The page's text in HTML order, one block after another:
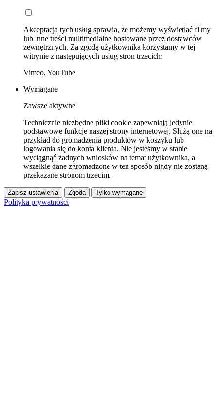
Akceptacja tych usług sprawia, że możemy wyświetlać filmy
lub inne treści multimedialne hostowane przez dostawców
zewnętrznych. Za zgodą użytkownika korzystamy w tej
witrynie z następujących usług stron trzecich:
Vimeo, YouTube
Wymagane
Zawsze aktywne
Technicznie niezbędne pliki cookie zapewniają jedynie
podstawowe funkcje naszej strony internetowej. Służą one na
przykład do gromadzenia produktów w koszyku lub
logowania się do konta klienta. Nie jesteśmy w stanie
wyciągnąć żadnych wniosków na temat użytkownika, a
wszelkie dane zgromadzone w ten sposób nigdy nie zostaną
przekazane stronom trzecim.
Zapisz ustawienia Zgoda Tylko wymagane
Polityka prywatności